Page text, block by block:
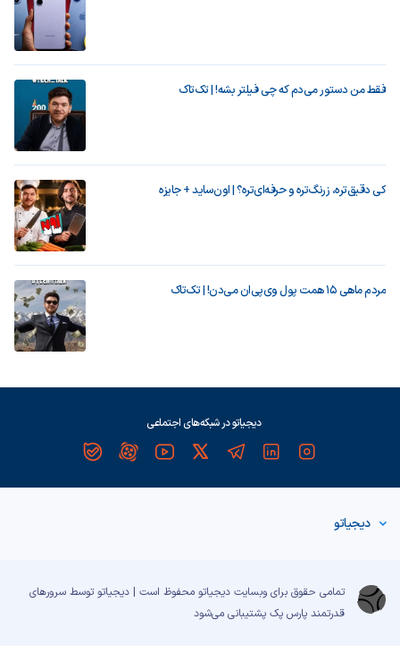
فقط من دستور می‌دم که چی فیلتر بشه! | تک‌تاک
کی دقیق‌تره، زرنگ‌تره و حرفه‌ای‌تره؟ | اون‌ساید + جایزه
مردم ماهی ۱۵ همت پول وی‌پی‌ان می‌دن! | تک‌تاک
دیجیاتو در شبکه‌های اجتماعی
دیجیاتو
تمامی حقوق برای وبسایت دیجیاتو محفوظ است | دیجیاتو توسط سرورهای
قدرتمند پارس پک پشتیبانی می‌شود